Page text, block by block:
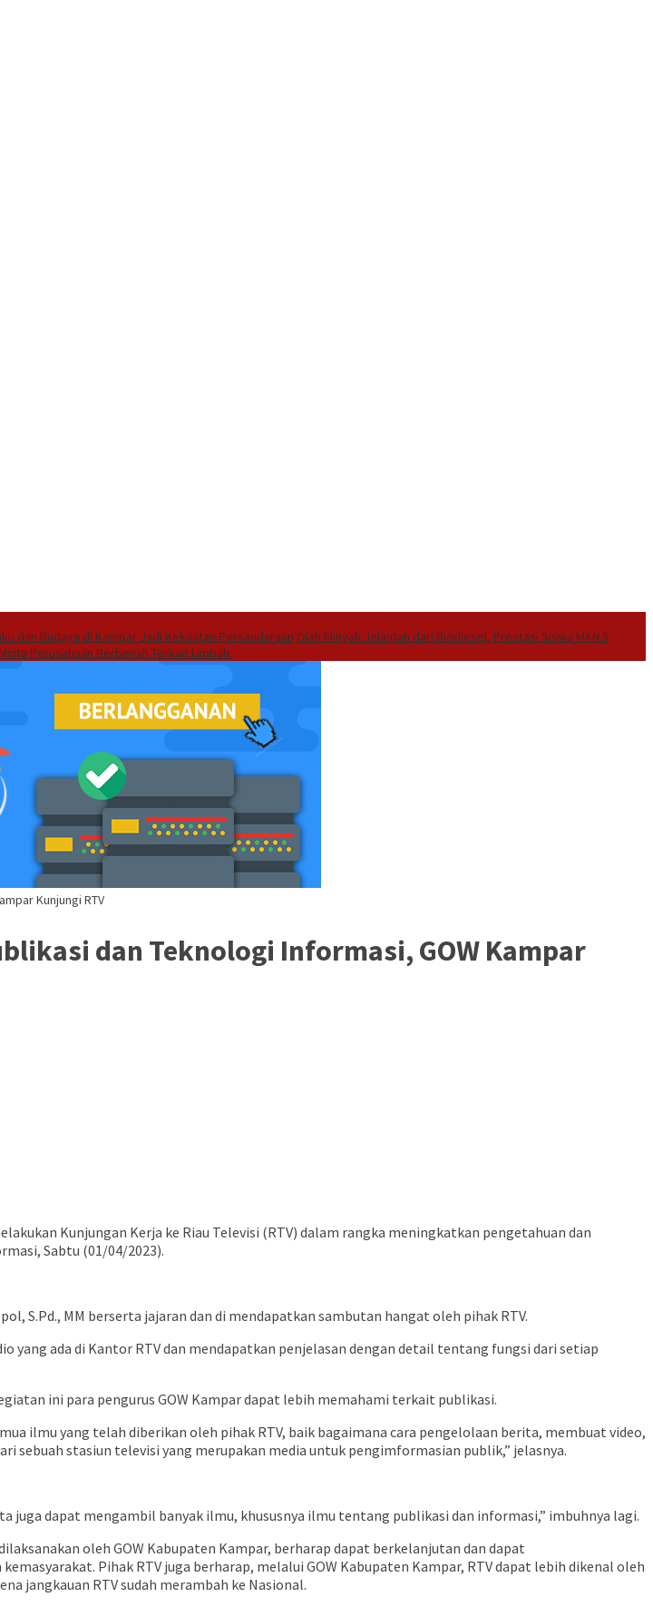
dan Budaya di Kampar Jadi Kekuatan Persaudaraan Olah Minyak Jelantah dari Biodiesel, Prestasi Siswa MAN 5
Perusahaan Berbenah Terkait Limbah
Kunjungi RTV
dan Teknologi Informasi, GOW Kampar
Kunjungan Kerja ke Riau Televisi (RTV) dalam rangka meningkatkan pengetahuan dan
Sabtu (01/04/2023).
S.Pd., MM berserta jajaran dan di mendapatkan sambutan hangat oleh pihak RTV.
ada di Kantor RTV dan mendapatkan penjelasan dengan detail tentang fungsi dari setiap
ini para pengurus GOW Kampar dapat lebih memahami terkait publikasi.
ilmu yang telah diberikan oleh pihak RTV, baik bagaimana cara pengelolaan berita, membuat video,
stasiun televisi yang merupakan media untuk pengimformasian publik,” jelasnya.
dapat mengambil banyak ilmu, khususnya ilmu tentang publikasi dan informasi,” imbuhnya lagi.
oleh GOW Kabupaten Kampar, berharap dapat berkelanjutan dan dapat
Pihak RTV juga berharap, melalui GOW Kabupaten Kampar, RTV dapat lebih dikenal oleh
jangkauan RTV sudah merambah ke Nasional.